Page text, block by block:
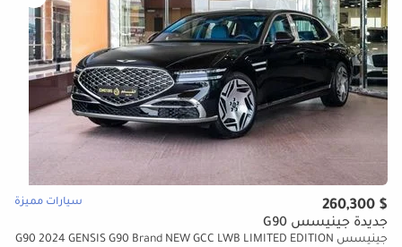
$ 260,300 سيارات مميزة
جديدة جينيسس G90
جينيسس G90 2024 GENSIS G90 Brand NEW GCC LWB LIMITED EDITION